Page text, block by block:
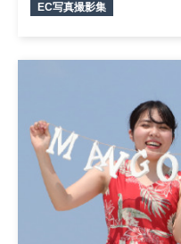
EC写真撮影集